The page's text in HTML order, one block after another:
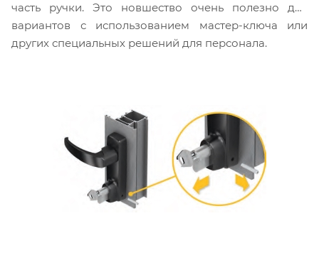
часть ручки. Это новшество очень полезно для
вариантов с использованием мастер-ключа или
других специальных решений для персонала.